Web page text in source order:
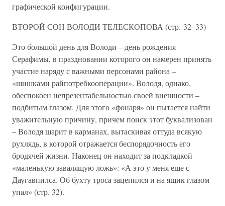
графической конфигурации.
ВТОРОЙ СОН ВОЛОДИ ТЕЛЕСКОПОВА (стр. 32–33)
Это большой день для Володи – день рождения
Серафимы, в праздновании которого он намерен принять
участие наряду с важными персонами района –
«шишками райпотребкооперации». Володя, однако,
обеспокоен непрезентабельностью своей внешности –
подбитым глазом. Для этого «фонаря» он пытается найти
уважительную причину, причем поиск этот буквализован
– Володя шарит в карманах, вытаскивая оттуда всякую
рухлядь, в которой отражается беспорядочность его
бродячей жизни. Наконец он находит за подкладкой
«маленькую завалящую ложь»: «А это у меня еще с
Даугавпилса. Об бухту троса зацепился и на ящик глазом
упал» (стр. 32).